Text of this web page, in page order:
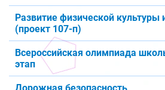
Развитие физической культуры
(проект 107-п)
Всероссийская олимпиада
этап